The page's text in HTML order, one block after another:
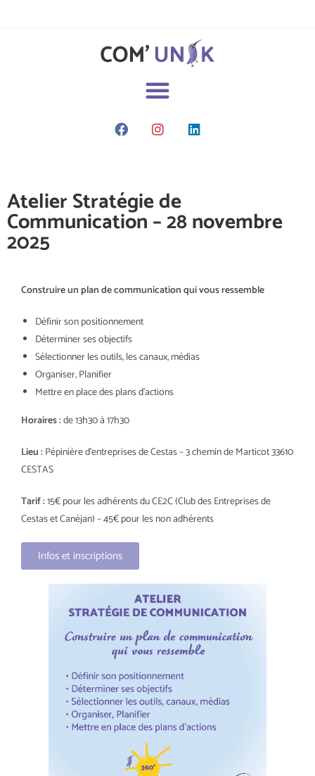
Atelier Stratégie de
Communication – 28 novembre
2025
Construire un plan de communication qui vous ressemble
Définir son positionnement
Déterminer ses objectifs
Sélectionner les outils, les canaux, médias
Organiser, Planifier
Mettre en place des plans d’actions
Horaires :de 13h30 à 17h30
Lieu :Pépinière d’entreprises de Cestas – 3 chemin de Marticot 33610
CESTAS
Tarif :15€ pour les adhérents du CE2C (Club des Entreprises de
Cestas et Canéjan) – 45€ pour les non adhérents
Infos et inscriptions